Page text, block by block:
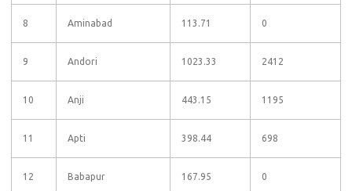
8 Aminabad 113.71 0
9 Andori 1023.33 2412
10 Anji 443.15 1195
11 Apti 398.44 698
12 Babapur 167.95 0